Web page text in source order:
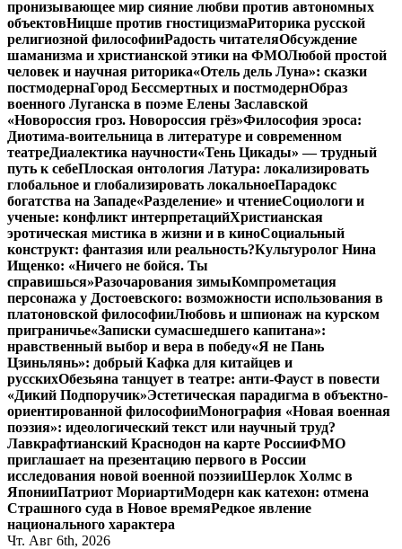
пронизывающее мир сияние любви против автономных
объектовНицше против гностицизмаРиторика русской
религиозной философииРадость читателяОбсуждение
шаманизма и христианской этики на ФМОЛюбой простой
человек и научная риторика«Отель дель Луна»: сказки
постмодернаГород Бессмертных и постмодернОбраз
военного Луганска в поэме Елены Заславской
«Новороссия гроз. Новороссия грёз»Философия эроса:
Диотима-воительница в литературе и современном
театреДиалектика научности«Тень Цикады» — трудный
путь к себеПлоская онтология Латура: локализировать
глобальное и глобализировать локальноеПарадокс
богатства на Западе«Разделение» и чтениеСоциологи и
ученые: конфликт интерпретацийХристианская
эротическая мистика в жизни и в киноСоциальный
конструкт: фантазия или реальность?Культуролог Нина
Ищенко: «Ничего не бойся. Ты
справишься»Разочарования зимыКомпрометация
персонажа у Достоевского: возможности использования в
платоновской философииЛюбовь и шпионаж на курском
приграничье«Записки сумасшедшего капитана»:
нравственный выбор и вера в победу«Я не Пань
Цзиньлянь»: добрый Кафка для китайцев и
русскихОбезьяна танцует в театре: анти-Фауст в повести
«Дикий Подпоручик»Эстетическая парадигма в объектно-
ориентированной философииМонография «Новая военная
поэзия»: идеологический текст или научный труд?
Лавкрафтианский Краснодон на карте РоссииФМО
приглашает на презентацию первого в России
исследования новой военной поэзииШерлок Холмс в
ЯпонииПатриот МориартиМодерн как катехон: отмена
Страшного суда в Новое времяРедкое явление
национального характера
Чт. Авг 6th, 2026